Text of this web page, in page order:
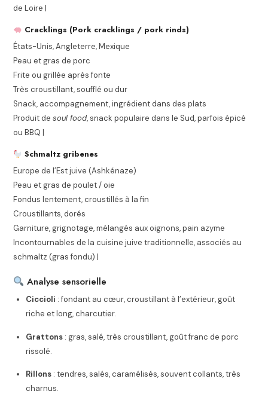
de Loire |
Cracklings (Pork cracklings / pork rinds)
États-Unis, Angleterre, Mexique
Peau et gras de porc
Frite ou grillée après fonte
Très croustillant, soufflé ou dur
Snack, accompagnement, ingrédient dans des plats
Produit desoul food, snack populaire dans le Sud, parfois épicé
ou BBQ |
Schmaltz gribenes
Europe de l’Est juive (Ashkénaze)
Peau et gras de poulet / oie
Fondus lentement, croustillés à la fin
Croustillants, dorés
Garniture, grignotage, mélangés aux oignons, pain azyme
Incontournables de la cuisine juive traditionnelle, associés au
schmaltz (gras fondu) |
Analyse sensorielle
Ciccioli : fondant au cœur, croustillant à l’extérieur, goût
riche et long, charcutier.
Grattons : gras, salé, très croustillant, goût franc de porc
rissolé.
Rillons : tendres, salés, caramélisés, souvent collants, très
charnus.